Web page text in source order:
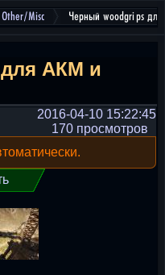
Other/Misc Черный woodgrips
АКМ и
2016-04-10 15:22:45
170 просмотров